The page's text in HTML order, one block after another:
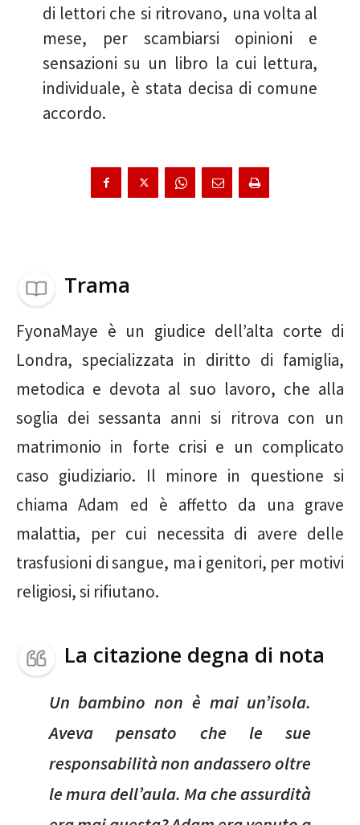
di lettori che si ritrovano, una volta al
mese, per scambiarsi opinioni e
sensazioni su un libro la cui lettura,
individuale, è stata decisa di comune
accordo.
Trama
FyonaMaye è un giudice dell’alta corte di
Londra, specializzata in diritto di famiglia,
metodica e devota al suo lavoro, che alla
soglia dei sessanta anni si ritrova con un
matrimonio in forte crisi e un complicato
caso giudiziario. Il minore in questione si
chiama Adam ed è affetto da una grave
malattia, per cui necessita di avere delle
trasfusioni di sangue, ma i genitori, per motivi
religiosi, si rifiutano.
La citazione degna di nota
Un bambino non è mai un’isola.
Aveva pensato che le sue
responsabilità non andassero oltre
le mura dell’aula. Ma che assurdità